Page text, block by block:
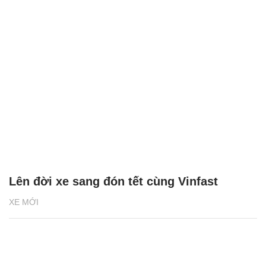
XE MỚI
Lên đời xe sang đón tết cùng Vinfast